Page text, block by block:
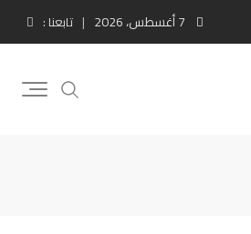
7 أغسطس، 2026 تابعنا :